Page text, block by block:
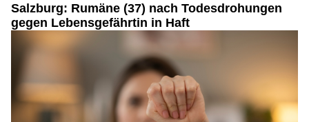
Salzburg: Rumäne (37) nach Todesdrohungen
gegen Lebensgefährtin in Haft